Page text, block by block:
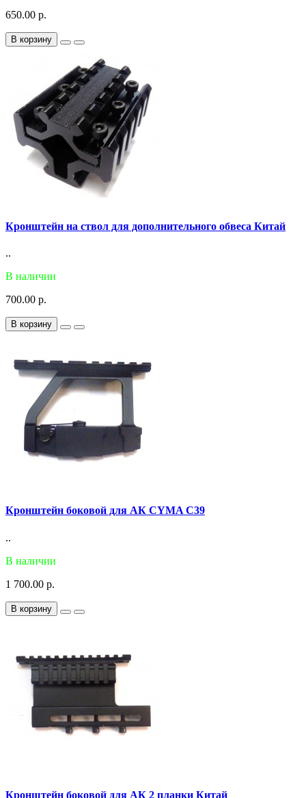
650.00 р.
В корзину
Кронштейн на ствол для дополнительного обвеса Китай
..
В наличии
700.00 р.
В корзину
Кронштейн боковой для АК CYMA C39
..
В наличии
1 700.00 р.
В корзину
Кронштейн боковой для АК 2 планки Китай